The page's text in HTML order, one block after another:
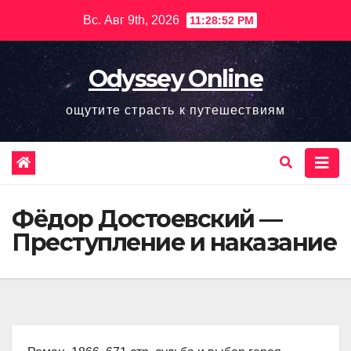
содержимому
Вс. Авг 9th, 2026 11:28:53 PM
Odyssey Online
ощутите страсть к путешествиям
Фёдор Достоевский —
Преступление и наказание